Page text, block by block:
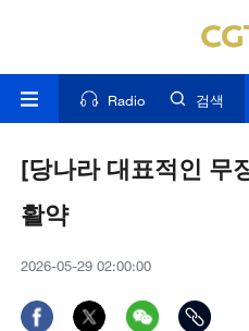
Radio 검색
[당나라 대표적인 무
활약
2026-05-29 02:00:00